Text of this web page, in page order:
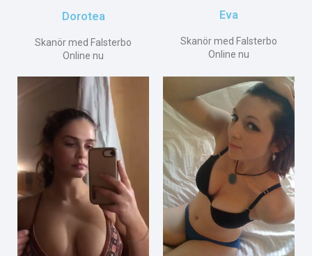
Dorotea
Skanör med Falsterbo
Online nu
Eva
Skanör med Falsterbo
Online nu